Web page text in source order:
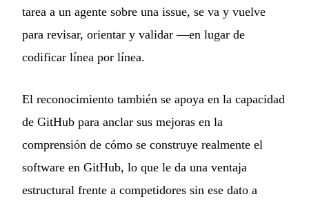
tarea a un agente sobre una issue, se va y vuelve
para revisar, orientar y validar —en lugar de
codificar línea por línea.
El reconocimiento también se apoya en la capacidad
de GitHub para anclar sus mejoras en la
comprensión de cómo se construye realmente el
software en GitHub, lo que le da una ventaja
estructural frente a competidores sin ese dato a